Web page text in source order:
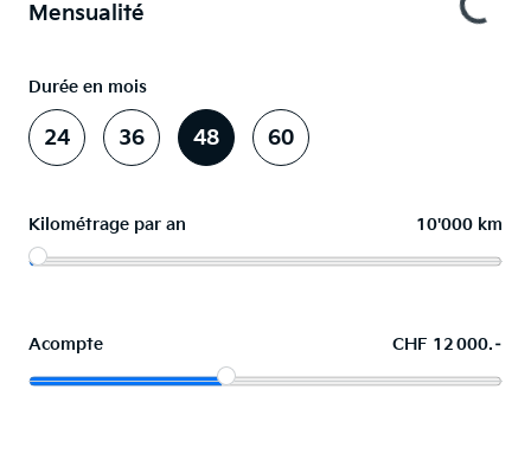
Mensualité
Durée en mois
24 36 48 60
Kilométrage par an 10'000 km
Acompte CHF 12 000.–